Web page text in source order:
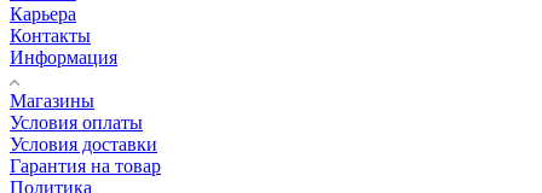
Карьера
Контакты
Информация
Магазины
Условия оплаты
Условия доставки
Гарантия на товар
Политика